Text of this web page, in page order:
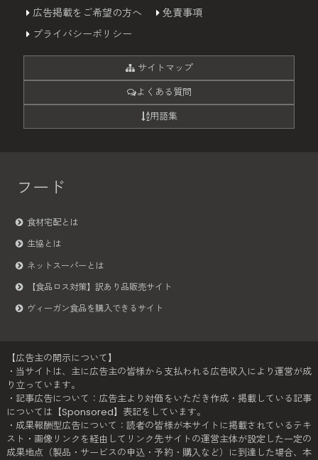
広告掲載をご希望の方へ
免責事項
プライバシーポリシー
サイトマップ
よくある質問
用語集
フード
食材宅配とは
生協とは
ネットスーパーとは
【食品ロス対策】訳あり品販売サイト
ヴィーガン食品を購入できるサイト
【広告主の開示について】
・当サイトは、主に広告主の皆様から支払われる広告収入により運営が成
り立っています。
・記事広告について：広告主より対価をいただき作成・掲載している記事
については【Sponsored】表記をしています。
・成果報酬型広告について：読者の皆様が本サイトに掲載されているテキ
スト・画像リンクを経由してリンク先サイトの運営主体が設定した一定の
成果地点（製品・サービスの申込・予約・購入など）に到達した場合、本